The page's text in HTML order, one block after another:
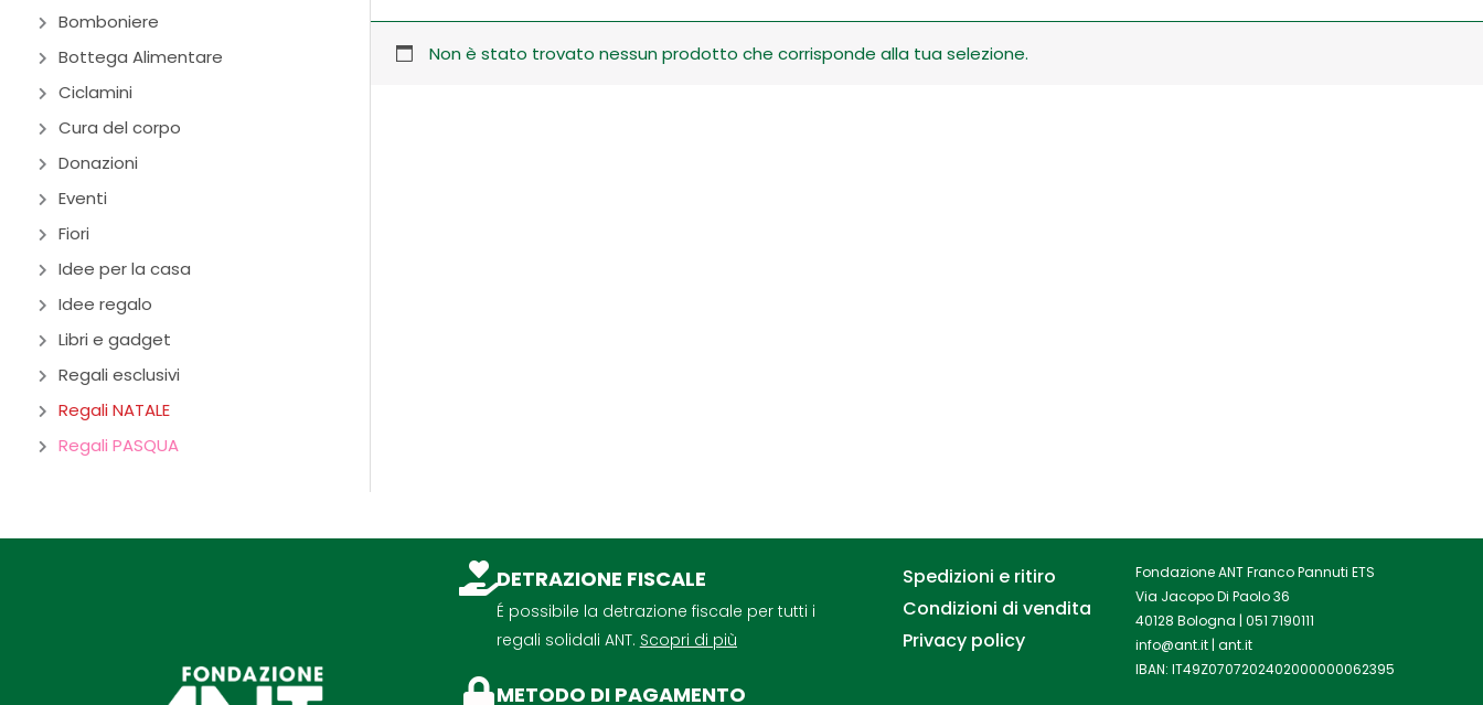
Bomboniere
Bottega Alimentare
Ciclamini
Cura del corpo
Donazioni
Eventi
Fiori
Idee per la casa
Idee regalo
Libri e gadget
Regali esclusivi
Regali NATALE
Regali PASQUA
Non è stato trovato nessun prodotto che corrisponde alla tua selezione.
DETRAZIONE FISCALE
É possibile la detrazione fiscale per tutti i
regali solidali ANT. Scopri di più
METODO DI PAGAMENTO
Spedizioni e ritiro
Condizioni di vendita
Privacy policy
Fondazione ANT Franco Pannuti ETS
Via Jacopo Di Paolo 36
40128 Bologna |051 7190111
info@ant.it |ant.it
IBAN: IT49Z0707202402000000062395